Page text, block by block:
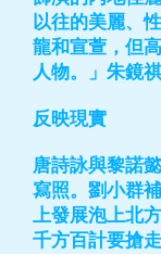
以往的美麗、
龍和宣萱，但
人物。」朱鏡祺
反映現實
唐詩詠與黎諾
寫照。劉小群
上發展泡上北
千方百計要搶